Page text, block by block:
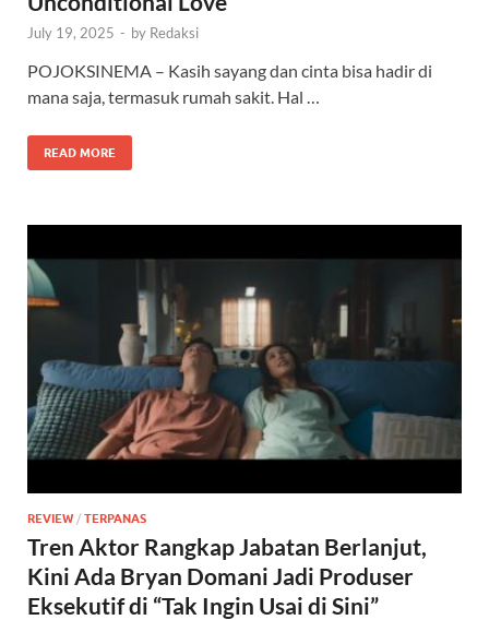
July 19, 2025 - by Redaksi
POJOKSINEMA – Kasih sayang dan cinta bisa hadir di
mana saja, termasuk rumah sakit. Hal …
READ MORE
REVIEW / TERPANAS
Tren Aktor Rangkap Jabatan Berlanjut,
Kini Ada Bryan Domani Jadi Produser
Eksekutif di “Tak Ingin Usai di Sini”